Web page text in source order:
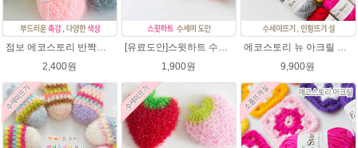
점보 에코스토리 반짝이 80g 대용량 수세미뜨기 뜨개실 친환경소품 뜨개질실//웰빙수세미실/반짝이수세미실/반짝이뜨개실/ 수세미실/대용량수세미/빤짝이실
2,400원
[유료도안]스윗하트 수세미뜨기 도안(수세미실은 옵션에서 추가구매 가능)예쁜수세미뜨기/빤짝이 수세미실/웰빙수세미실/고급수세미실/하트뜨기 반짝이수세미 하트수세미
1,900원
에코스토리 뉴 아크릴 21색상(전색상) 1세트 / 수세미실 인형제작 뜨개실 친환경소품 뜨개질실 아크릴수세미실
9,900원